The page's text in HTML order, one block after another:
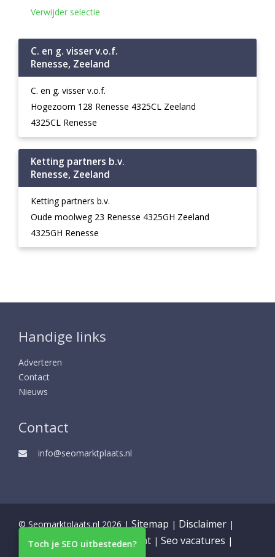
Verwijder selectie
C. en g. visser v.o.f.
Renesse, Zeeland
C. en g. visser v.o.f.
Hogezoom 128 Renesse 4325CL Zeeland
4325CL Renesse
Ketting partners b.v.
Renesse, Zeeland
Ketting partners b.v.
Oude moolweg 23 Renesse 4325GH Zeeland
4325GH Renesse
Handige links
Adverteren
Contact
Nieuws
Contact
info@seomarktplaats.nl
© Seomarktplaats.nl 2026 |Sitemap | Disclaimer |
Partners |Privacy statement | Seo vacatures |
Toch je SEO uitbesteden?